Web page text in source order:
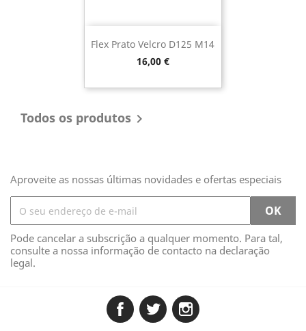
Flex Prato Velcro D125 M14
Preço
16,00 €
Todos os produtos 
Aproveite as nossas últimas novidades e ofertas especiais
Pode cancelar a subscrição a qualquer momento. Para tal,
consulte a nossa informação de contacto na declaração
legal.
FacebookTwitter